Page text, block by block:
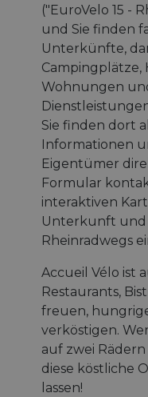
("EuroVelo 15 -
und Sie finden
Unterkünfte,
Campingplätze,
Wohnungen
Sie finden dort
Informationen
Eigentümer
Formular
interaktiven
Unterkunft und
Rheinradwegs
Accueil Vélo ist
Restaurants,
freuen,
verköstigen.
auf zwei Rädern
diese köstliche
lassen!